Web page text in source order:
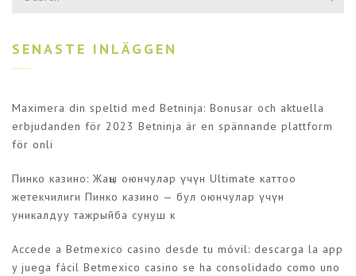
SENASTE INLÄGGEN
Maximera din speltid med Betninja: Bonusar och aktuella
erbjudanden för 2023 Betninja är en spännande plattform
för onli
Пинко казино: Жаңы оюнчулар үчүн Ultimate каттоо
жетекчилиги Пинко казино — бул оюнчулар үчүн
уникалдуу тажрыйба сунуш к
Accede a Betmexico casino desde tu móvil: descarga la app
y juega fácil Betmexico casino se ha consolidado como uno